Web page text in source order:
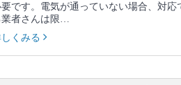
要です。電気が通っていない場合、対応
業者さんは限…
くみる